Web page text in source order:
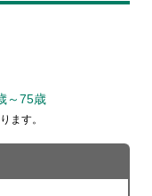
～75歳
ます。